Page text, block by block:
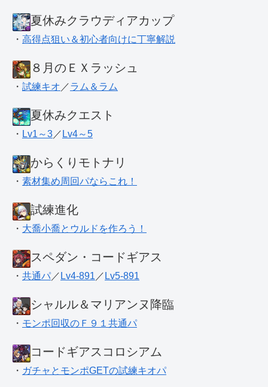
夏休みクラウディアカップ
・ 高得点狙い＆初心者向けに丁寧解説
８月のＥＸラッシュ
・ 試練キオ ／ラム＆ラム
夏休みクエスト
・ Lv1～3 ／ Lv4～5
からくりモトナリ
・ 素材集め周回パならこれ！
試練進化
・ 大喬小喬とウルドを作ろう！
スペダン・コードギアス
・ 共通パ ／ Lv4-891 ／ Lv5-891
シャルル＆マリアンヌ降臨
・ モンポ回収のＦ９１共通パ
コードギアスコロシアム
・ ガチャとモンポGETの試練キオパ